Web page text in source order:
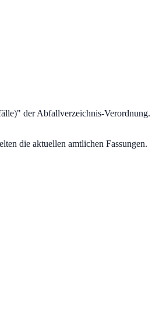
" der Abfallverzeichnis-Verordnung.
die aktuellen amtlichen Fassungen.